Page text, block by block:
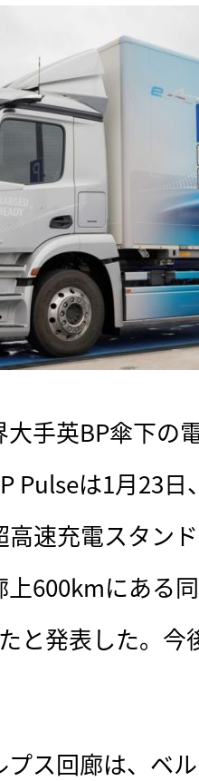
手英BP傘下の
Pulseは1月23
高速充電スタン
上600kmにある
と発表した。今
ス回廊は、 ベ